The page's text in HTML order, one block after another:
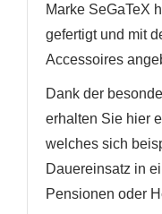
Marke SeGaTeX
gefertigt und mit
Accessoires
Dank der
erhalten Sie hier
welches sich
Dauereinsatz in
Pensionen oder